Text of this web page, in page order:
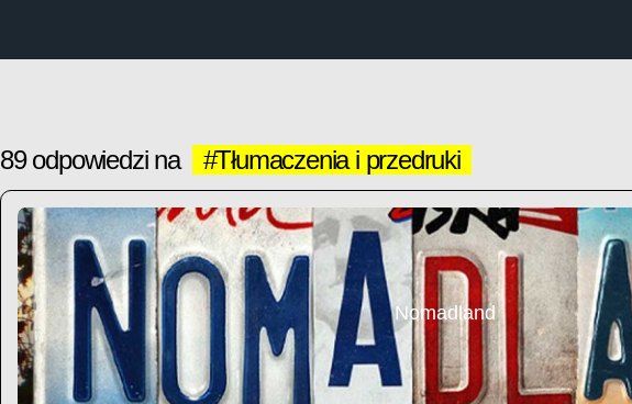
89 odpowiedzi na #Tłumaczenia i przedruki
Nomadland